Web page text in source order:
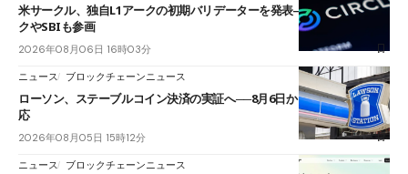
米サークル、独自L1アークの初期バリデーターを発表――ブラックロッ
クやSBIも参画
2026年08月06日 16時03分
ニュース ブロックチェーンニュース
ローソン、ステーブルコイン決済の実証へ──8月6日からJPYCやUSDC対
応
2026年08月05日 15時12分
ニュース ブロックチェーンニュース